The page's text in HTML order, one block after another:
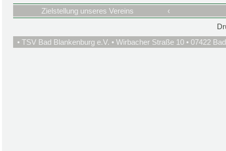
Zielstellung unseres Vereins
‹
• TSV Bad Blankenburg e.V. • Wirbacher Straße 10 • 07422